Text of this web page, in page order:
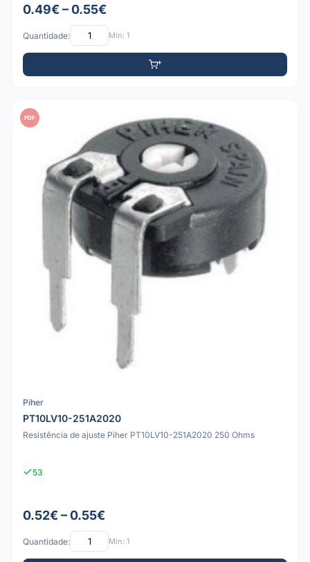
0.49€ – 0.55€
Quantidade: Mín: 1
PDF
Piher
PT10LV10-251A2020
Resistência de ajuste Piher PT10LV10-251A2020 250 Ohms
53
0.52€ – 0.55€
Quantidade: Mín: 1